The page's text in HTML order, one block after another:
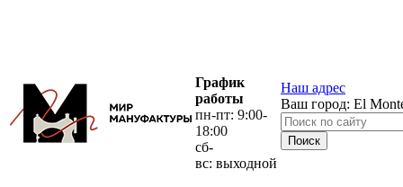
График
работы
пн-пт: 9:00-
18:00
сб-
вс: выходной
Наш адрес
Ваш город: El